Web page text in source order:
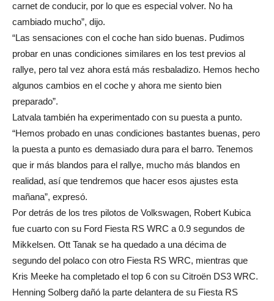
carnet de conducir, por lo que es especial volver. No ha
cambiado mucho”, dijo.
“Las sensaciones con el coche han sido buenas. Pudimos
probar en unas condiciones similares en los test previos al
rallye, pero tal vez ahora está más resbaladizo. Hemos hecho
algunos cambios en el coche y ahora me siento bien
preparado”.
Latvala también ha experimentado con su puesta a punto.
“Hemos probado en unas condiciones bastantes buenas, pero
la puesta a punto es demasiado dura para el barro. Tenemos
que ir más blandos para el rallye, mucho más blandos en
realidad, así que tendremos que hacer esos ajustes esta
mañana”, expresó.
Por detrás de los tres pilotos de Volkswagen, Robert Kubica
fue cuarto con su Ford Fiesta RS WRC a 0.9 segundos de
Mikkelsen. Ott Tanak se ha quedado a una décima de
segundo del polaco con otro Fiesta RS WRC, mientras que
Kris Meeke ha completado el top 6 con su Citroën DS3 WRC.
Henning Solberg dañó la parte delantera de su Fiesta RS